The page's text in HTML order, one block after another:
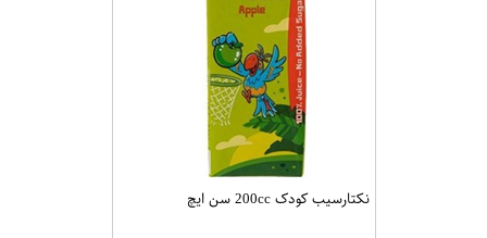
نکتارسیب کودک 200cc سن ايچ